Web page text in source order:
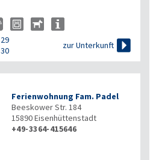
29
30
zur Unterkunft 
Ferienwohnung Fam. Padel
Beeskower Str. 184
15890Eisenhüttenstadt
+49-3364-415646